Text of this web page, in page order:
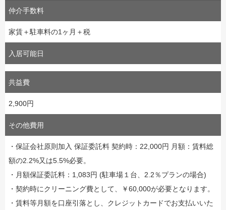
仲介手数料
家賃＋駐車料の1ヶ月＋税
入居可能日
共益費
2,900円
その他費用
・保証会社原則加入 保証委託料 契約時：22,000円 月額：賃料総
額の2.2%又は5.5%必要。
・月額保証委託料：1,083円 (駐車場１台、2.2％プランの場合)
・契約時にクリーニング費として、￥60,000が必要となります。
・賃料等月額を口座引落とし、クレジットカードでお支払いいた